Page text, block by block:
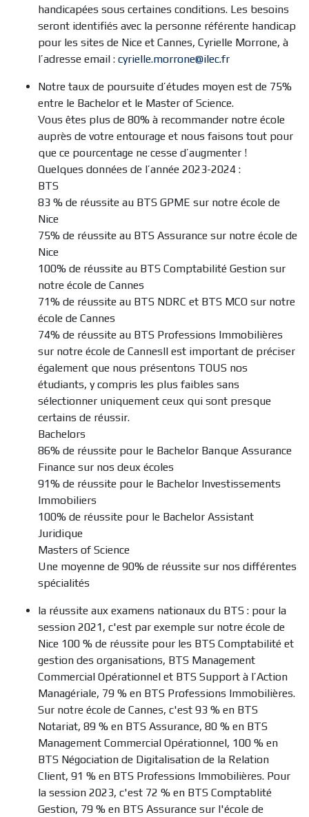
handicapées sous certaines conditions. Les besoins
seront identifiés avec la personne référente handicap
pour les sites de Nice et Cannes, Cyrielle Morrone, à
l’adresse email : cyrielle.morrone@ilec.fr
Notre taux de poursuite d’études moyen est de 75%
entre le Bachelor et le Master of Science.
Vous êtes plus de 80% à recommander notre école
auprès de votre entourage et nous faisons tout pour
que ce pourcentage ne cesse d’augmenter !
Quelques données de l’année 2023-2024 :
BTS
83 % de réussite au BTS GPME sur notre école de
Nice
75% de réussite au BTS Assurance sur notre école de
Nice
100% de réussite au BTS Comptabilité Gestion sur
notre école de Cannes
71% de réussite au BTS NDRC et BTS MCO sur notre
école de Cannes
74% de réussite au BTS Professions Immobilières
sur notre école de CannesIl est important de préciser
également que nous présentons TOUS nos
étudiants, y compris les plus faibles sans
sélectionner uniquement ceux qui sont presque
certains de réussir.
Bachelors
86% de réussite pour le Bachelor Banque Assurance
Finance sur nos deux écoles
91% de réussite pour le Bachelor Investissements
Immobiliers
100% de réussite pour le Bachelor Assistant
Juridique
Masters of Science
Une moyenne de 90% de réussite sur nos différentes
spécialités
la réussite aux examens nationaux du BTS : pour la
session 2021, c'est par exemple sur notre école de
Nice 100 % de réussite pour les BTS Comptabilité et
gestion des organisations, BTS Management
Commercial Opérationnel et BTS Support à l’Action
Managériale, 79 % en BTS Professions Immobilières.
Sur notre école de Cannes, c'est 93 % en BTS
Notariat, 89 % en BTS Assurance, 80 % en BTS
Management Commercial Opérationnel, 100 % en
BTS Négociation de Digitalisation de la Relation
Client, 91 % en BTS Professions Immobilières. Pour
la session 2023, c'est 72 % en BTS Comptablité
Gestion, 79 % en BTS Assurance sur l'école de